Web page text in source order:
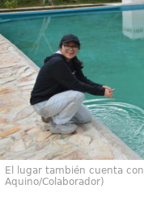
El lugar también cuenta
Aquino/Colaborador)